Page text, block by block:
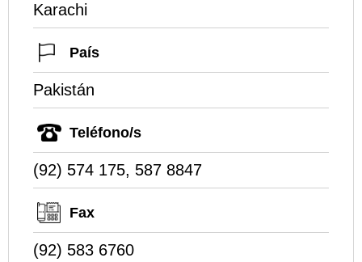
Karachi
País
Pakistán
Teléfono/s
(92) 574 175, 587 8847
Fax
(92) 583 6760